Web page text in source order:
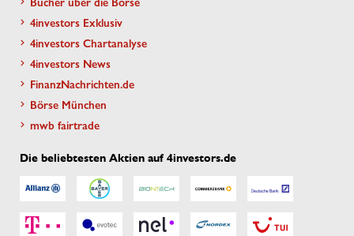
4investors Exklusiv
4investors Chartanalyse
4investors News
FinanzNachrichten.de
Börse München
mwb fairtrade
Die beliebtesten Aktien auf 4investors.de